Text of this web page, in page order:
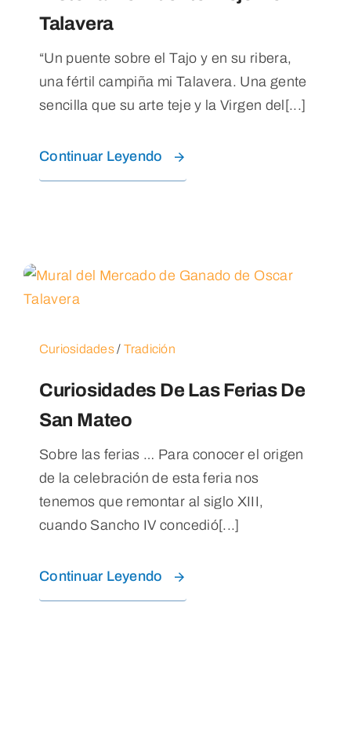
Talavera
“Un puente sobre el Tajo y en su ribera,
una fértil campiña mi Talavera. Una gente
sencilla que su arte teje y la Virgen del[...]
Continuar Leyendo
Curiosidades/ Tradición
Curiosidades De Las Ferias De
San Mateo
Sobre las ferias … Para conocer el origen
de la celebración de esta feria nos
tenemos que remontar al siglo XIII,
cuando Sancho IV concedió[...]
Continuar Leyendo